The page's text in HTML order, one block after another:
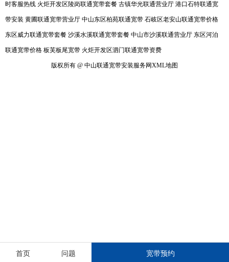
时客服热线 火炬开发区陵岗联通宽带套餐 古镇华光联通营业厅 港口石特联通宽
带安装 黄圃联通宽带营业厅 中山东区柏苑联通宽带 石岐区老安山联通宽带价格
东区威力联通宽带套餐 沙溪水溪联通宽带套餐 中山市沙溪联通营业厅 东区河泊
联通宽带价格 板芙板尾宽带 火炬开发区泗门联通宽带资费
版权所有 @ 中山联通宽带安装服务网XML地图
首页 问题 宽带预约